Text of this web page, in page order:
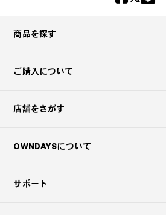
商品を探す
ご購入について
店舗をさがす
OWNDAYSについて
サポート